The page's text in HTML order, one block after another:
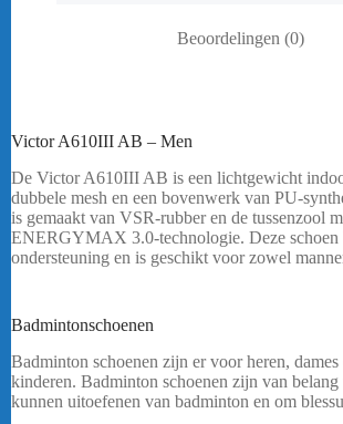
Beoordelingen (0)
Victor A610III AB – Men
De Victor A610III AB is een lichtgewicht
dubbele mesh en een bovenwerk van PU-
is gemaakt van VSR-rubber en de tussenzool
ENERGYMAX 3.0-technologie. Deze schoen
ondersteuning en is geschikt voor zowel
Badmintonschoenen
Badminton schoenen zijn er voor heren,
kinderen. Badminton schoenen zijn van belang
kunnen uitoefenen van badminton en om